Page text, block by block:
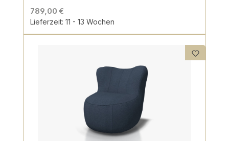
789,00 €
Lieferzeit: 11 - 13 Wochen